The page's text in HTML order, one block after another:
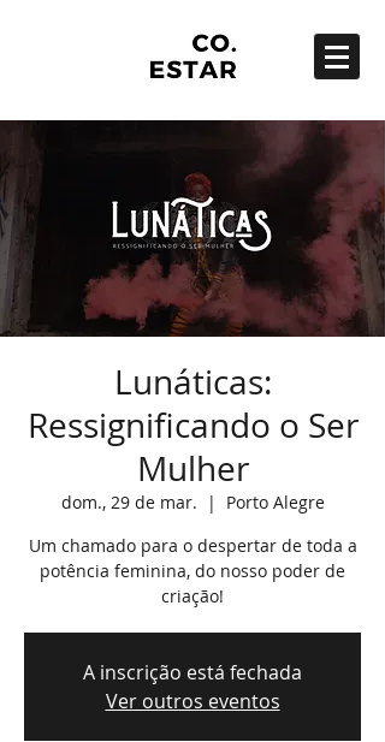
Lunáticas:
Ressignificando o Ser
Mulher
dom., 29 de mar.
  |
Porto Alegre
Um chamado para o despertar de toda a
potência feminina, do nosso poder de
criação!
A inscrição está fechada
Ver outros eventos